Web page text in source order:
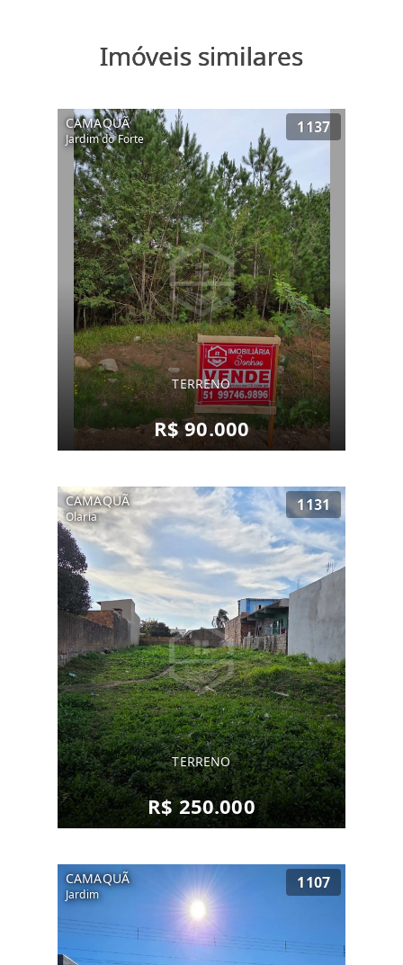
Imóveis similares
CAMAQUÃ
Jardim do Forte
1137
TERRENO
R$ 90.000
CAMAQUÃ
Olaria
1131
TERRENO
R$ 250.000
CAMAQUÃ
Jardim
1107